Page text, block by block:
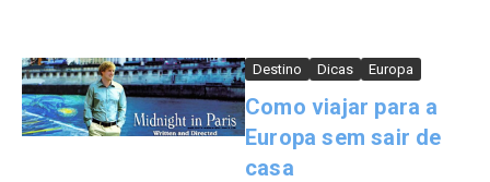
Destino Dicas Europa
Como viajar para a
Europa sem sair de
casa